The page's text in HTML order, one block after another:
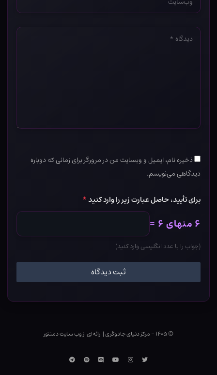
*
دیدگاه
ذخیره نام، ایمیل و وبسایت من در مرورگر برای زمانی که دوباره
دیدگاهی می‌نویسم.
برای تأیید، حاصل عبارت زیر را وارد کنید*
۶ منهای ۶ =
(جواب را با عدد انگلیسی وارد کنید)
© ۱۴۰۵ - مرکز دنیای جادوگری |ارائه‌ای از وب ‌سایت دمنتور
توییتراینستاگرام
یوتوبDiscordاسپاتیفایتلگرام